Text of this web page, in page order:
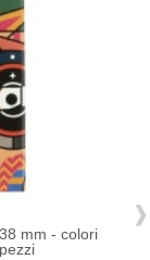
mm - colori